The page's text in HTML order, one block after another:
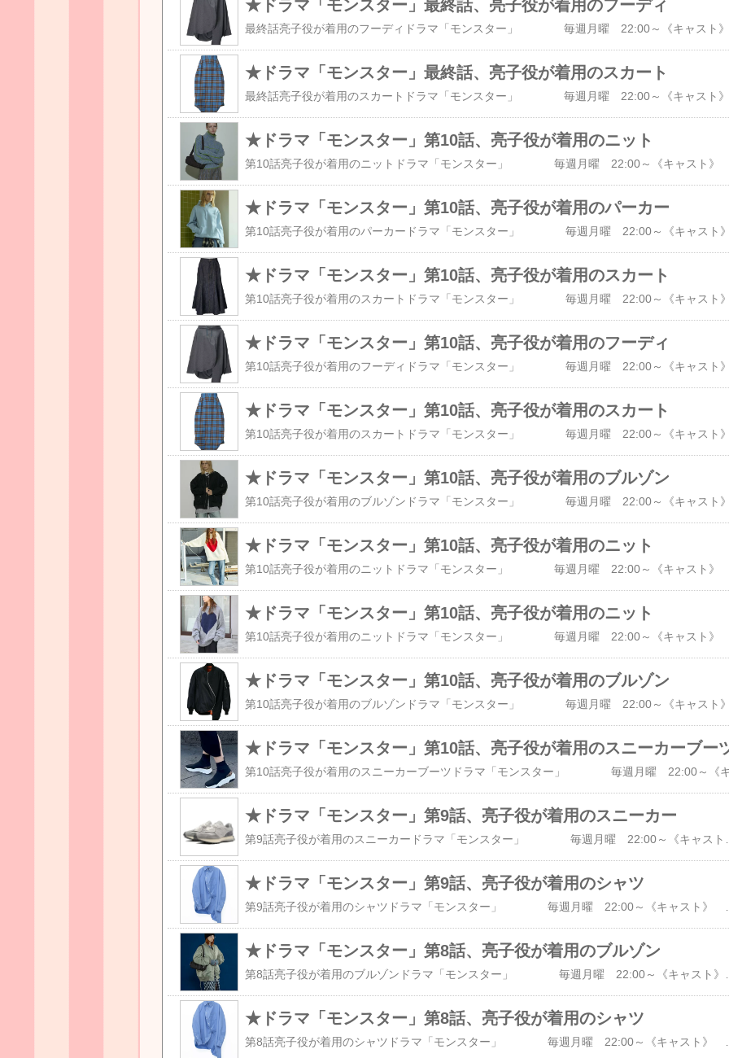
★ドラマ「モンスター」最終話、亮子役が着用のフーディ
★ドラマ「モンスター」最終話、亮子役が着用のスカート
★ドラマ「モンスター」第10話、亮子役が着用のニット
★ドラマ「モンスター」第10話、亮子役が着用のパーカー
★ドラマ「モンスター」第10話、亮子役が着用のスカート
★ドラマ「モンスター」第10話、亮子役が着用のフーディ
★ドラマ「モンスター」第10話、亮子役が着用のスカート
★ドラマ「モンスター」第10話、亮子役が着用のブルゾン
★ドラマ「モンスター」第10話、亮子役が着用のニット
★ドラマ「モンスター」第10話、亮子役が着用のニット
★ドラマ「モンスター」第10話、亮子役が着用のブルゾン
★ドラマ「モンスター」第10話、亮子役が着用のスニーカーブー
★ドラマ「モンスター」第9話、亮子役が着用のスニーカー
★ドラマ「モンスター」第9話、亮子役が着用のシャツ
★ドラマ「モンスター」第8話、亮子役が着用のブルゾン
★ドラマ「モンスター」第8話、亮子役が着用のシャツ